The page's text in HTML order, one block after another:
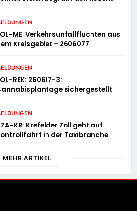
ME: Verkehrsunfallfluchten aus
Kreisgebiet – 2606077
REK: 260617-3:
sichergestellt
KR: Krefelder Zoll geht auf
in der Taxibranche
MEHR ARTIKEL